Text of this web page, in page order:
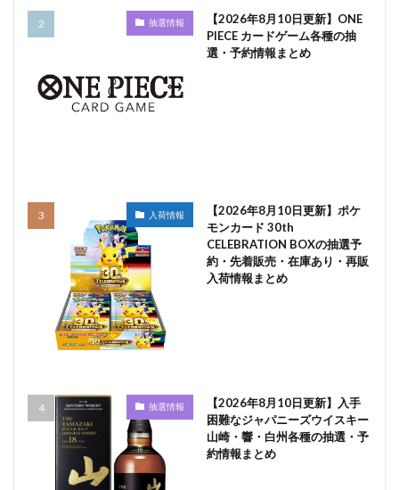
抽選情報
【2026年8月10日更新】ONE
PIECE カードゲーム各種の抽
選・予約情報まとめ
入荷情報
【2026年8月10日更新】ポケ
モンカード 30th
CELEBRATION BOXの抽選予
約・先着販売・在庫あり・再販
入荷情報まとめ
抽選情報
【2026年8月10日更新】入手
困難なジャパニーズウイスキー
山崎・響・白州各種の抽選・予
約情報まとめ